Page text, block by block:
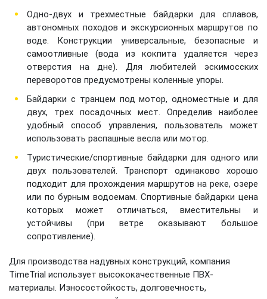
Одно-двух и трехместные байдарки для сплавов,
автономных походов и экскурсионных маршрутов по
воде. Конструкции универсальные, безопасные и
самоотливные (вода из кокпита удаляется через
отверстия на дне). Для любителей эскимосских
переворотов предусмотрены коленные упоры.
Байдарки с транцем под мотор, одноместные и для
двух, трех посадочных мест. Определив наиболее
удобный способ управления, пользователь может
использовать распашные весла или мотор.
Туристические/спортивные байдарки для одного или
двух пользователей. Транспорт одинаково хорошо
подходит для прохождения маршрутов на реке, озере
или по бурным водоемам. Спортивные байдарки цена
которых может отличаться, вместительны и
устойчивы (при ветре оказывают большое
сопротивление).
Для производства надувных конструкций, компания
TimeTrial использует высококачественные ПВХ-
материалы. Износостойкость, долговечность,